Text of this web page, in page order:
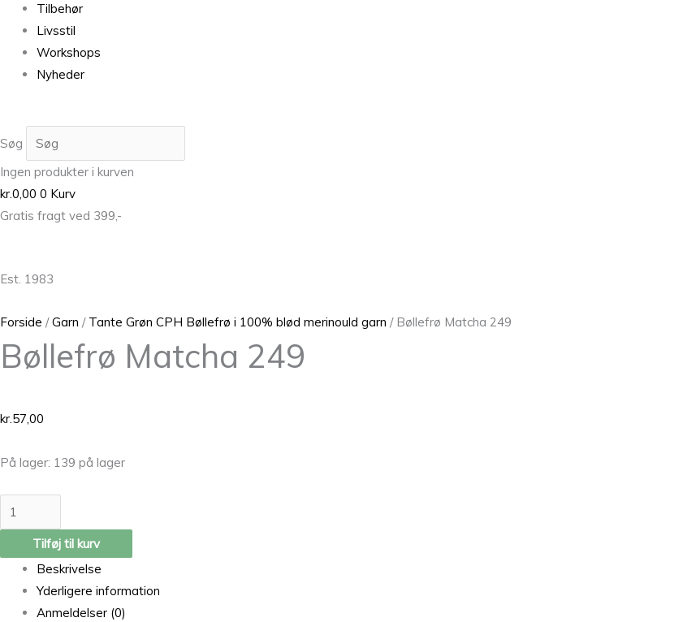
Tilbehør
Livsstil
Workshops
Nyheder
Søg
Ingen produkter i kurven
kr.0,00 0 Kurv
Gratis fragt ved 399,-
Est. 1983
Forside /Garn / Tante Grøn CPH Bøllefrø i 100% blød merinould garn / Bøllefrø Matcha 249
Bøllefrø Matcha 249
kr.57,00
På lager: 139 på lager
Tilføj til kurv
Beskrivelse
Yderligere information
Anmeldelser (0)